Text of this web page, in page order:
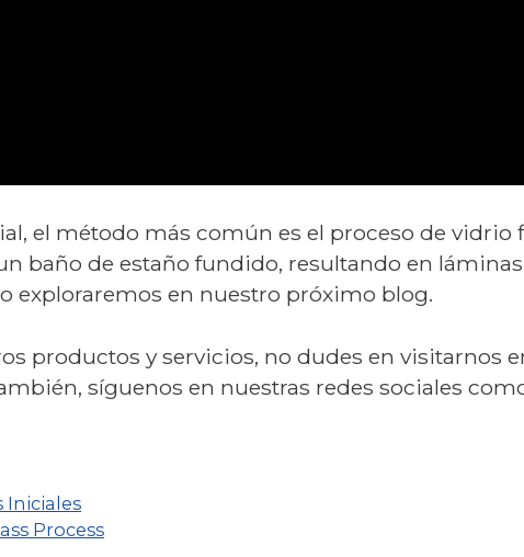
el método más común es el proceso de vidrio
baño de estaño fundido, resultando en
exploraremos en nuestro próximo blog.
productos y servicios, no dudes en visitarnos
síguenos en nuestras redes sociales
Iniciales
Process